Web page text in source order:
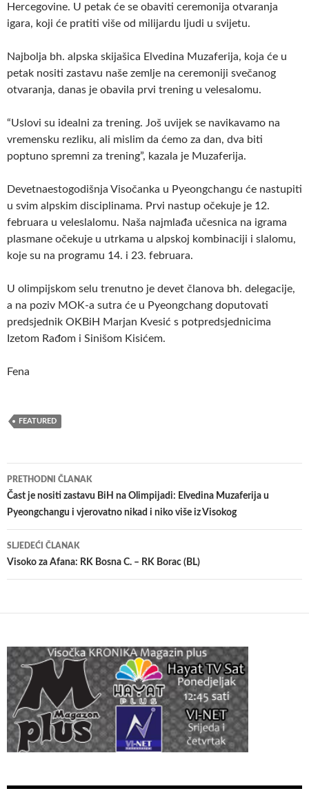
Hercegovine. U petak će se obaviti ceremonija otvaranja
igara, koji će pratiti više od milijardu ljudi u svijetu.
Najbolja bh. alpska skijašica Elvedina Muzaferija, koja će u
petak nositi zastavu naše zemlje na ceremoniji svečanog
otvaranja, danas je obavila prvi trening u velesalomu.
“Uslovi su idealni za trening. Još uvijek se navikavamo na
vremensku rezliku, ali mislim da ćemo za dan, dva biti
poptuno spremni za trening”, kazala je Muzaferija.
Devetnaestogodišnja Visočanka u Pyeongchangu će nastupiti
u svim alpskim disciplinama. Prvi nastup očekuje je 12.
februara u veleslalomu. Naša najmlađa učesnica na igrama
plasmane očekuje u utrkama u alpskoj kombinaciji i slalomu,
koje su na programu 14. i 23. februara.
U olimpijskom selu trenutno je devet članova bh. delegacije,
a na poziv MOK-a sutra će u Pyeongchang doputovati
predsjednik OKBiH Marjan Kvesić s potpredsjednicima
Izetom Rađom i Sinišom Kisićem.
Fena
FEATURED
Navigacija
članaka
PRETHODNI ČLANAK
Čast je nositi zastavu BiH na Olimpijadi: Elvedina Muzaferija u
Pyeongchangu i vjerovatno nikad i niko više iz Visokog
SLJEDEĆI ČLANAK
Visoko za Afana: RK Bosna C. – RK Borac (BL)